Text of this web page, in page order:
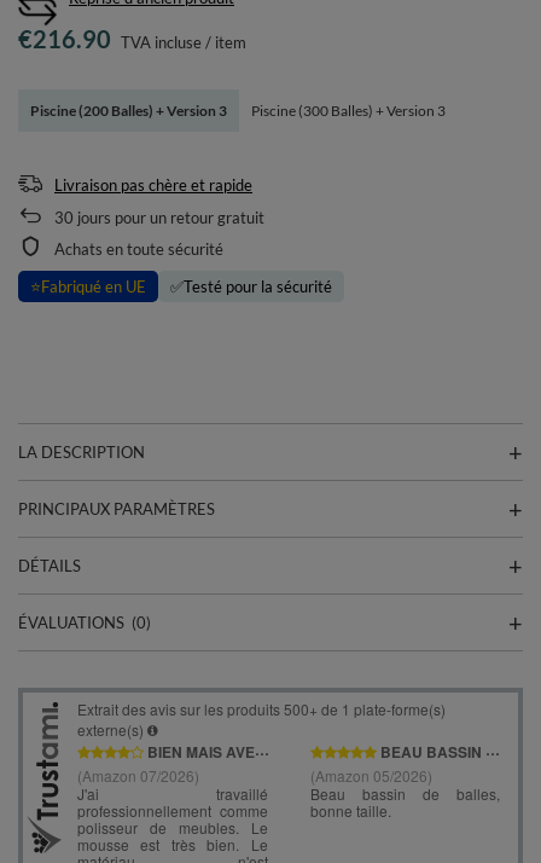
Piscine (200 Balles) + Version 3 Piscine (300 Balles) + Version 3
€216.90 TVA incluse/ item
Livraison pas chère et rapide
30 jours pour un retour gratuit
Achats en toute sécurité
⭐Fabriqué en UE ✅Testé pour la sécurité
LA DESCRIPTION
PRINCIPAUX PARAMÈTRES
DÉTAILS
ÉVALUATIONS (0)